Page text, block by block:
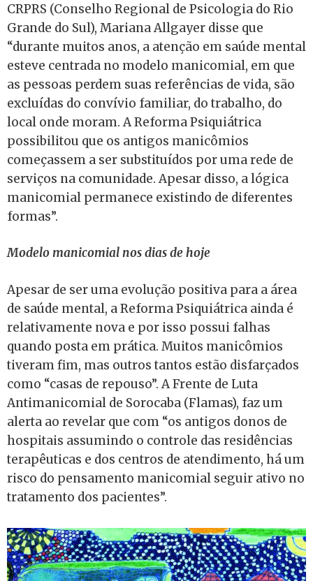
CRPRS (Conselho Regional de Psicologia do Rio
Grande do Sul), Mariana Allgayer disse que
“durante muitos anos, a atenção em saúde mental
esteve centrada no modelo manicomial, em que
as pessoas perdem suas referências de vida, são
excluídas do convívio familiar, do trabalho, do
local onde moram. A Reforma Psiquiátrica
possibilitou que os antigos manicômios
começassem a ser substituídos por uma rede de
serviços na comunidade. Apesar disso, a lógica
manicomial permanece existindo de diferentes
formas”.
Modelo manicomial nos dias de hoje
Apesar de ser uma evolução positiva para a área
de saúde mental, a Reforma Psiquiátrica ainda é
relativamente nova e por isso possui falhas
quando posta em prática. Muitos manicômios
tiveram fim, mas outros tantos estão disfarçados
como “casas de repouso”. A Frente de Luta
Antimanicomial de Sorocaba (Flamas), faz um
alerta ao revelar que com “os antigos donos de
hospitais assumindo o controle das residências
terapêuticas e dos centros de atendimento, há um
risco do pensamento manicomial seguir ativo no
tratamento dos pacientes”.